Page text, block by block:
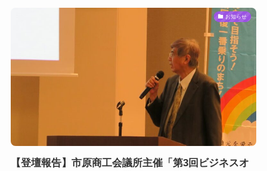
お知らせ
【登壇報告】市原商工会議所主催「第3回ビジネスオ